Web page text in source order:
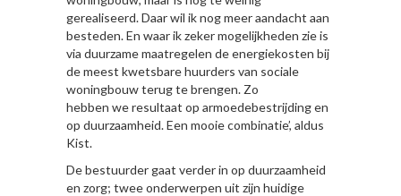
gerealiseerd. Daar wil ik nog meer aandacht aan
besteden. En waar ik zeker mogelijkheden zie is
via duurzame maatregelen de energiekosten bij
de meest kwetsbare huurders van sociale
woningbouw terug te brengen. Zo
hebben we resultaat op armoedebestrijding en
op duurzaamheid. Een mooie combinatie’, aldus
Kist.
De bestuurder gaat verder in op duurzaamheid
en zorg; twee onderwerpen uit zijn huidige